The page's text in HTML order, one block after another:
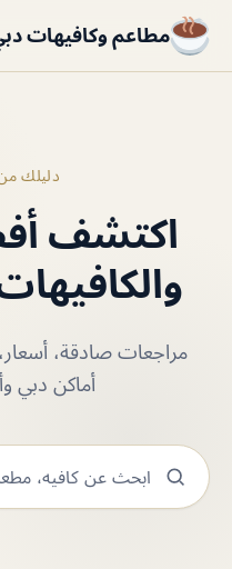
مطاعم وكافيهات
دليلك
اكتشف
مراجعات صادقة،
أماكن دبي